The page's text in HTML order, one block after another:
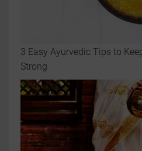
3 Easy Ayurvedic Tips to
Strong